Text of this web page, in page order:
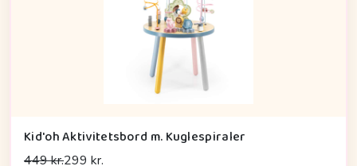
Kid'oh Aktivitetsbord m. Kuglespiraler
449 kr.299 kr.